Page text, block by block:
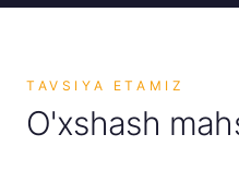
TAVSIYA ETAMIZ
O'xshash